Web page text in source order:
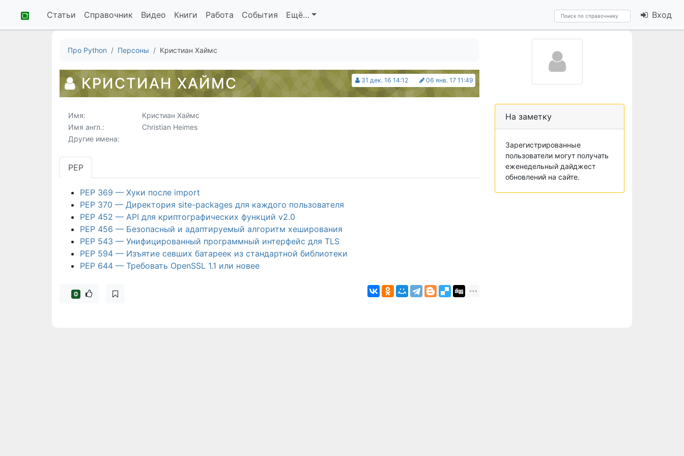
Статьи Справочник Видео Книги Работа События Ещё… Вход
Про Python Персоны Кристиан Хаймс
31 дек. 16 14:12 06 янв. 17 11:49
КРИСТИАН ХАЙМС
Имя:
Кристиан Хаймс
Имя англ.:
Christian Heimes
Другие имена:
PEP
PEP 369 — Хуки после import
PEP 370 — Директория site-packages для каждого пользователя
PEP 452 — API для криптографических функций v2.0
PEP 456 — Безопасный и адаптируемый алгоритм хеширования
PEP 543 — Унифицированный программный интерфейс для TLS
PEP 594 — Изъятие севших батареек из стандартной библиотеки
PEP 644 — Требовать OpenSSL 1.1 или новее
0
На заметку
Зарегистрированные
пользователи могут получать
еженедельный дайджест
обновлений на сайте.